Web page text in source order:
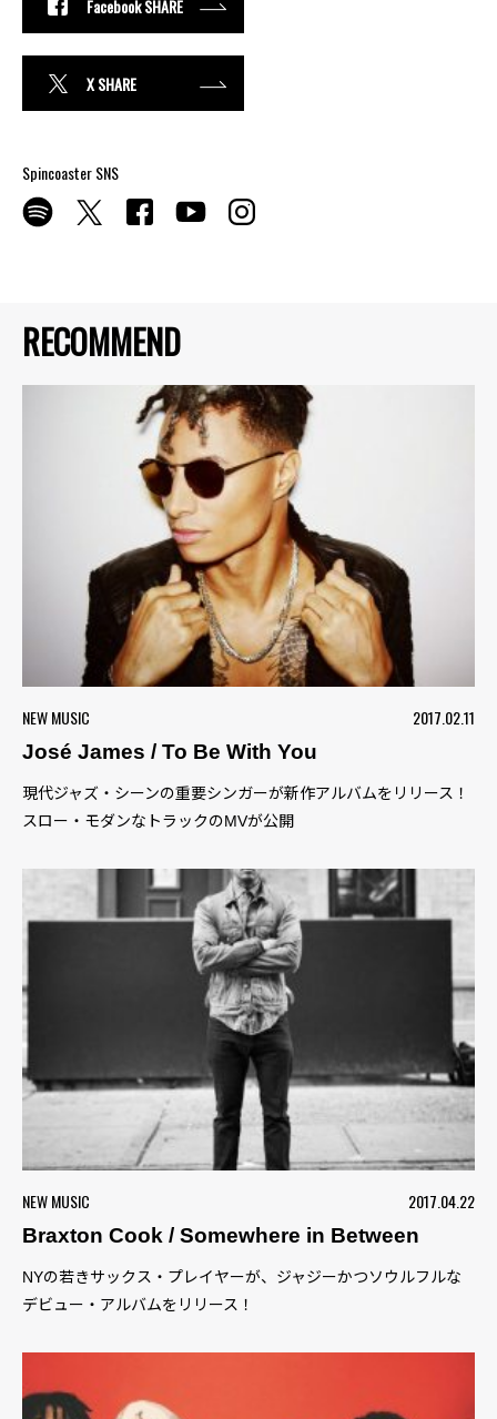
RECOMMEND
NEW MUSIC
2017.02.11
José James / To Be With You
現代ジャズ・シーンの重要シンガーが新作アルバムをリリース！
スロー・モダンなトラックのMVが公開
NEW MUSIC
2017.04.22
Braxton Cook / Somewhere in Between
NYの若きサックス・プレイヤーが、ジャジーかつソウルフルな
デビュー・アルバムをリリース！
Facebook SHARE
X SHARE
Spincoaster SNS